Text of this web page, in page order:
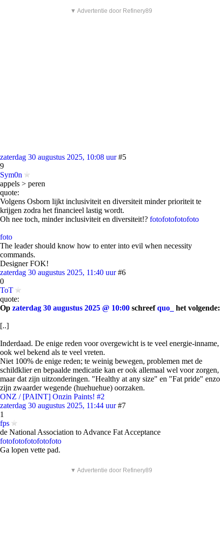
▼ Advertentie door Refinery89
zaterdag 30 augustus 2025, 10:08 uur #5
9
Sym0n
appels > peren
quote:
Volgens Osborn lijkt inclusiviteit en diversiteit minder prioriteit te
krijgen zodra het financieel lastig wordt.
Oh nee toch, minder inclusiviteit en diversiteit!? fotofotofotofoto
foto
The leader should know how to enter into evil when necessity
commands.
Designer FOK!
zaterdag 30 augustus 2025, 11:40 uur #6
0
ToT
quote:
Op zaterdag 30 augustus 2025 @ 10:00 schreefquo_ het volgende:
[..]
Inderdaad. De enige reden voor overgewicht is te veel energie-inname,
ook wel bekend als te veel vreten.
Niet 100% de enige reden; te weinig bewegen, problemen met de
schildklier en bepaalde medicatie kan er ook allemaal wel voor zorgen,
maar dat zijn uitzonderingen. "Healthy at any size" en "Fat pride" enzo
zijn zwaarder wegende (huehuehue) oorzaken.
ONZ / [PAINT] Onzin Paints! #2
zaterdag 30 augustus 2025, 11:44 uur #7
1
fps
de National Association to Advance Fat Acceptance
fotofotofotofotofoto
Ga lopen vette pad.
▼ Advertentie door Refinery89